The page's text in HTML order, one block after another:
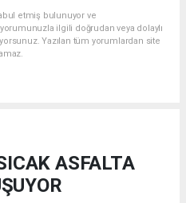
etmiş bulunuyor ve
ilgili doğrudan veya dolaylı
Yazılan tüm yorumlardan site
ASFALTA